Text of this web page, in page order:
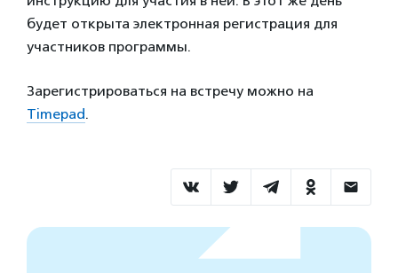
будет открыта электронная регистрация для
участников программы.
Зарегистрироваться на встречу можно на
Timepad.